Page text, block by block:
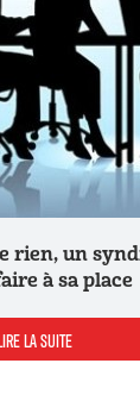
à sa place
LA SUITE